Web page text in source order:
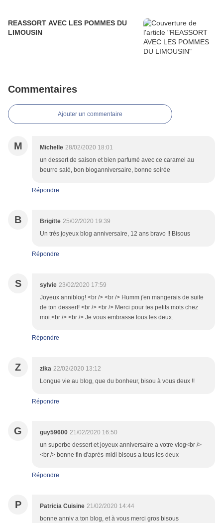
REASSORT AVEC LES POMMES DU
LIMOUSIN
Commentaires
Ajouter un commentaire
M Michelle 28/02/2020 18:01
un dessert de saison et bien parfumé avec ce caramel au
beurre salé, bon bloganniversaire, bonne soirée
Répondre
B Brigitte 25/02/2020 19:39
Un très joyeux blog anniversaire, 12 ans bravo !! Bisous
Répondre
S sylvie 23/02/2020 17:59
Joyeux anniblog! <br /> <br /> Humm j'en mangerais de suite
de ton dessert! <br /> <br /> Merci pour tes petits mots chez
moi.<br /> <br /> Je vous embrasse tous les deux.
Répondre
Z zika 22/02/2020 13:12
Longue vie au blog, que du bonheur, bisou à vous deux !!
Répondre
G guy59600 21/02/2020 16:50
un superbe dessert et joyeux anniversaire a votre vlog<br />
<br /> bonne fin d'après-midi bisous a tous les deux
Répondre
P Patricia Cuisine 21/02/2020 14:44
bonne anniv a ton blog, et à vous merci gros bisous